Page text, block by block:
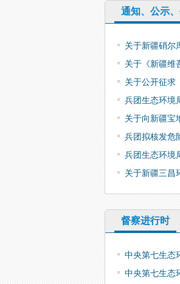
通知、公示
关于新疆硝
关于《新疆
关于公开征
兵团生态环境
关于向新疆
兵团拟核发危
兵团生态环境
关于新疆三
督察进行时
中央第七生态
中央第七生态